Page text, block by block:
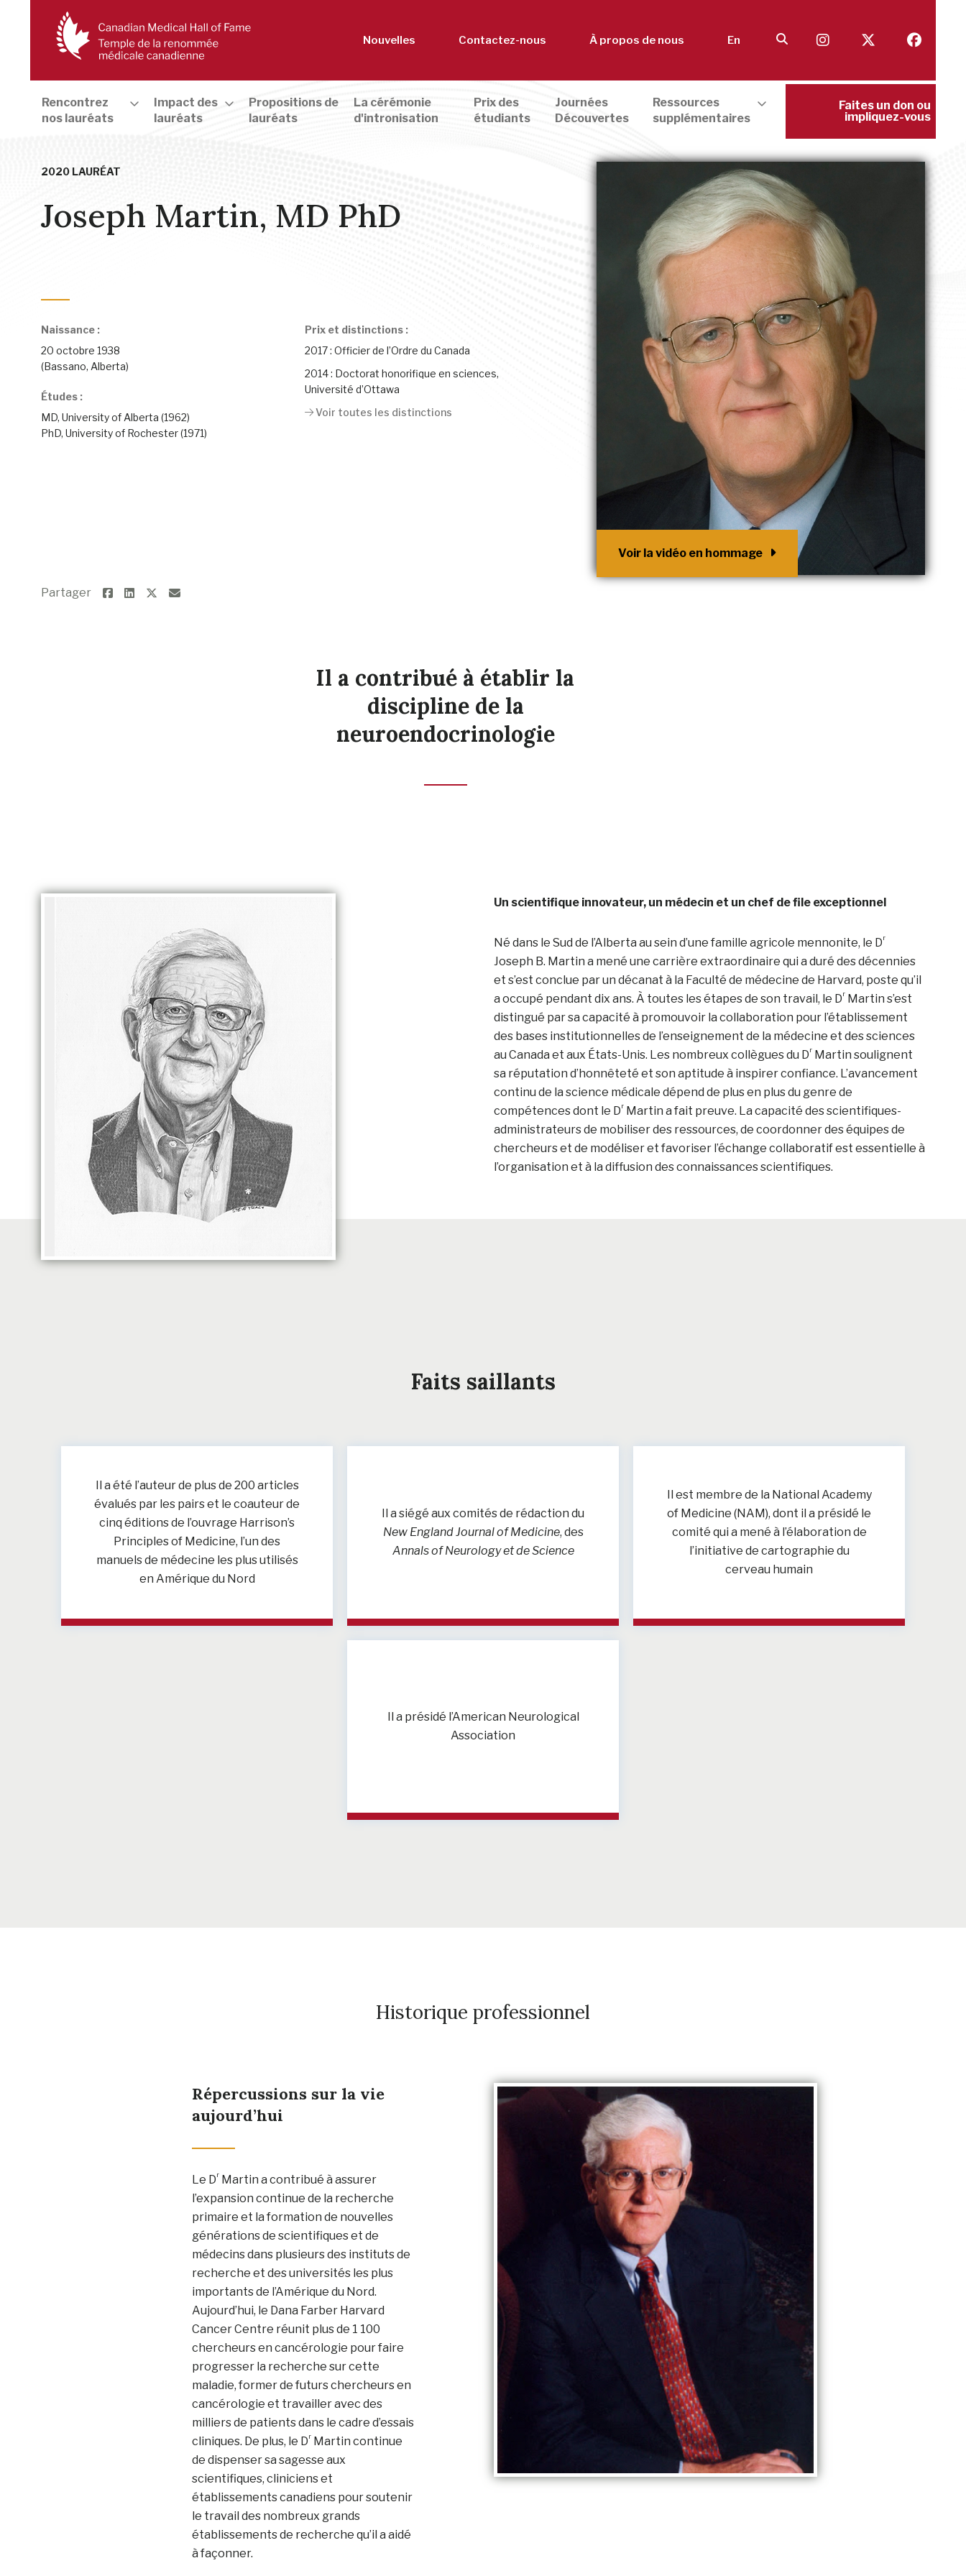
Nouvelles Contactez-nous À propos de nous En
Rencontrez
nos lauréats
Impact des
lauréats
Propositions de
lauréats
La cérémonie
d'intronisation
Prix des
étudiants
Journées
Découvertes
Ressources
supplémentaires
Faites un don ou
impliquez-vous
2020 LAURÉAT
Joseph Martin, MD PhD
Naissance :
20 octobre 1938
(Bassano, Alberta)
Études :
MD, University of Alberta (1962)
PhD, University of Rochester (1971)
Prix et distinctions :
2017 : Officier de l’Ordre du Canada
2014 : Doctorat honorifique en sciences,
Université d’Ottawa
Voir toutes les distinctions
Voir la vidéo en hommage
Partager
Il a contribué à établir la
discipline de la
neuroendocrinologie
Un scientifique innovateur, un médecin et un chef de file exceptionnel
Né dans le Sud de l’Alberta au sein d’une famille agricole mennonite, le Dr
Joseph B. Martin a mené une carrière extraordinaire qui a duré des décennies
et s’est conclue par un décanat à la Faculté de médecine de Harvard, poste qu’il
a occupé pendant dix ans. À toutes les étapes de son travail, le Dr Martin s’est
distingué par sa capacité à promouvoir la collaboration pour l’établissement
des bases institutionnelles de l’enseignement de la médecine et des sciences
au Canada et aux États-Unis. Les nombreux collègues du Dr Martin soulignent
sa réputation d’honnêteté et son aptitude à inspirer confiance. L’avancement
continu de la science médicale dépend de plus en plus du genre de
compétences dont le Dr Martin a fait preuve. La capacité des scientifiques-
administrateurs de mobiliser des ressources, de coordonner des équipes de
chercheurs et de modéliser et favoriser l’échange collaboratif est essentielle à
l’organisation et à la diffusion des connaissances scientifiques.
Faits saillants
Il a été l’auteur de plus de 200 articles
évalués par les pairs et le coauteur de
cinq éditions de l’ouvrage Harrison’s
Principles of Medicine, l’un des
manuels de médecine les plus utilisés
en Amérique du Nord
Il a siégé aux comités de rédaction du
New England Journal of Medicine, des
Annals of Neurology et de Science
Il est membre de la National Academy
of Medicine (NAM), dont il a présidé le
comité qui a mené à l’élaboration de
l’initiative de cartographie du
cerveau humain
Il a présidé l’American Neurological
Association
Historique professionnel
Répercussions sur la vie
aujourd’hui
Le Dr Martin a contribué à assurer
l’expansion continue de la recherche
primaire et la formation de nouvelles
générations de scientifiques et de
médecins dans plusieurs des instituts de
recherche et des universités les plus
importants de l’Amérique du Nord.
Aujourd’hui, le Dana Farber Harvard
Cancer Centre réunit plus de 1 100
chercheurs en cancérologie pour faire
progresser la recherche sur cette
maladie, former de futurs chercheurs en
cancérologie et travailler avec des
milliers de patients dans le cadre d’essais
cliniques. De plus, le Dr Martin continue
de dispenser sa sagesse aux
scientifiques, cliniciens et
établissements canadiens pour soutenir
le travail des nombreux grands
établissements de recherche qu’il a aidé
à façonner.